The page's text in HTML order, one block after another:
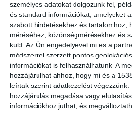
személyes adatokat dolgozunk fel,
és standard információkat, amelyeket
szabott hirdetésekhez és tartalomhoz,
méréséhez, közönségmérésekhez és
küld. Az Ön engedélyével mi és a
módszerrel szerzett pontos
információkat is felhasználhatunk. A
hozzájárulhat ahhoz, hogy mi és a
leírtak szerint adatkezelést végezzünk.
hozzájárulás megadása vagy
információkhoz juthat, és
Embertelen
A János kórház pszichiátriája
pszichiátriai ellátás egyik
lelkiismeretes és végletekig
szakdolgozók és orvosok,
sorsra érdemes páciensek
infrastrukturális